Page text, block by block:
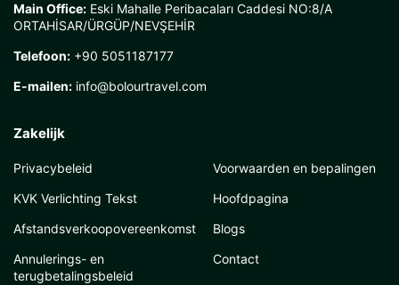
Main Office: Eski Mahalle Peribacaları Caddesi NO:8/A
ORTAHİSAR/ÜRGÜP/NEVŞEHİR
Telefoon: +90 5051187177
E-mailen: info@bolourtravel.com
Zakelijk
Privacybeleid
KVK Verlichting Tekst
Afstandsverkoopovereenkomst
Annulerings- en
terugbetalingsbeleid
Voorwaarden en bepalingen
Hoofdpagina
Blogs
Contact